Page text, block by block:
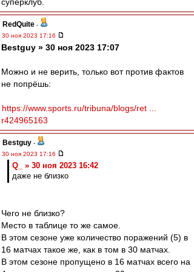
RedQuite -
30 ноя 2023 17:16
Bestguy » 30 ноя 2023 17:07
Можно и не верить, только вот против фактов
не попрёшь:
https://www.sports.ru/tribuna/blogs/ret ...
r424965163
Bestguy -
30 ноя 2023 17:16
Q_ » 30 ноя 2023 16:42
даже не близко
Чего не близко?
Место в таблице то же самое.
В этом сезоне уже количество поражений (5) в
16 матчах такое же, как в том в 30 матчах.
В этом сезоне пропущено в 16 матчах всего на